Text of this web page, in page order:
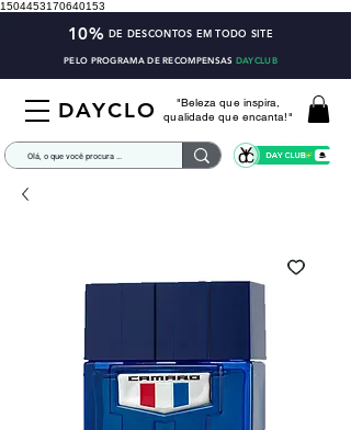
1504453170640153
10% DE DESCONTOS EM TODO SITE
PELO PROGRAMA DE RECOMPENSAS DAYCLUB
DAYCLO
"Beleza que inspira,
qualidade que encanta!"